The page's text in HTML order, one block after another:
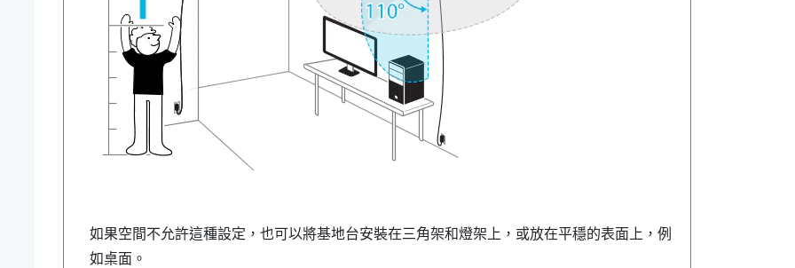
如果空間不允許這種設定，也可以將基地台安裝在三角架和燈架上，或放在平穩的表面上，例
如桌面。